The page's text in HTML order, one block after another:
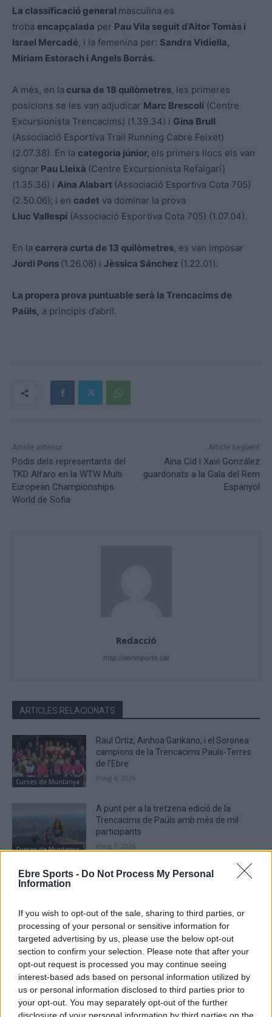
Ebre Sports - Do Not Process My Personal
Information
If you wish to opt-out of the sale, sharing to third parties, or
processing of your personal or sensitive information for
targeted advertising by us, please use the below opt-out
section to confirm your selection. Please note that after your
opt-out request is processed you may continue seeing
interest-based ads based on personal information utilized by
us or personal information disclosed to third parties prior to
your opt-out. You may separately opt-out of the further
La classificació general masculina es
troba encapçalada per Pau Vila seguit d’Aitor Tomàs i
Israel Mercadé, i la femenina per: Sandra Vidiella,
Miriam Estorach i Angels Borrás.
A més, en la cursa de 18 quilòmetres, les primeres
posicions se les van adjudicar Marc Brescolí (Centre
Excursionista Trencacims) (1.39.34) i Gina Brull
(Associació Esportiva Trail Running Cabre Feixet)
(2.07.38). En la categoria júnior, els primers llocs els van
signar Pau Lleixà (Centre Excursionista Refalgarí)
(1.35.36) i Aina Alabart (Associació Esportiva Cota 705)
(2.50.06); i en cadet va dominar la prova
Lluc Vallespí (Associació Esportiva Cota 705) (1.07.04).
En la carrera curta de 13 quilòmetres, es van imposar
Jordi Pons (1.26.08) i Jèssica Sánchez (1.22.01).
La propera prova puntuable serà la Trencacims de
Paüls, a principis d’abril.
Article anterior
Podis dels representants del
TKD Alfaro en la WTW Multi
European Championships
World de Sofia
Article següent
Aina Cid i Xavi González
guardonats a la Gala del Rem
Espanyol
Redacció
http://ebresports.cat
ARTICLES RELACIONATS
Curses de Muntanya
Raul Ortiz, Ainhoa Garikano, i el Soronea
campions de la Trencacims Paüls-Terres
de l’Ebre
maig 4, 2026
Curses de Muntanya
A punt per a la tretzena edició de la
Trencacims de Paüls amb més de mil
participants
maig 1, 2026
Curses de Muntanya
La Cursa de les Roques d’Horta de Sant
abril 21, 2026
DEIXA UNA RESPOSTA